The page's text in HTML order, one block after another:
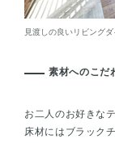
見渡しの良いリビングダ
素材へのこだ
お二人のお好きな
床材にはブラック